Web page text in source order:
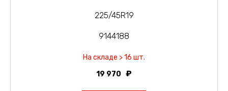
225/45R19
9144188
На складе > 16 шт.
19 970